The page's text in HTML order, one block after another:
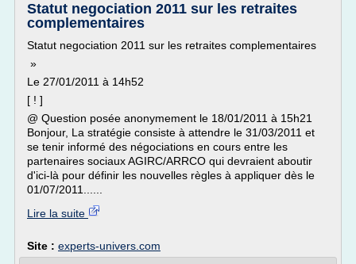
Statut negociation 2011 sur les retraites
complementaires
Statut negociation 2011 sur les retraites complementaires
»
Le 27/01/2011 à 14h52
[ ! ]
@ Question posée anonymement le 18/01/2011 à 15h21
Bonjour, La stratégie consiste à attendre le 31/03/2011 et
se tenir informé des négociations en cours entre les
partenaires sociaux AGIRC/ARRCO qui devraient aboutir
d'ici-là pour définir les nouvelles règles à appliquer dès le
01/07/2011......
Lire la suite
Site : experts-univers.com